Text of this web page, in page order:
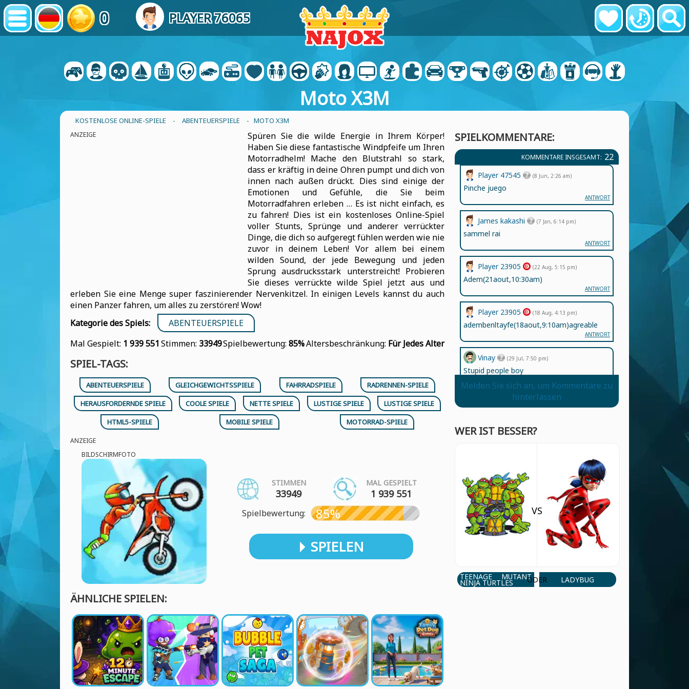
0 PLAYER 76065
Moto X3M
KOSTENLOSE ONLINE-SPIELE - ABENTEUERSPIELE - MOTO X3M
ANZEIGE
Spüren Sie die wilde Energie in Ihrem Körper!
Haben Sie diese fantastische Windpfeife um Ihren
Motorradhelm! Mache den Blutstrahl so stark,
dass er kräftig in deine Ohren pumpt und dich von
innen nach außen drückt. Dies sind einige der
Emotionen und Gefühle, die Sie beim
Motorradfahren erleben … Es ist nicht einfach, es
zu fahren! Dies ist ein kostenloses Online-Spiel
voller Stunts, Sprünge und anderer verrückter
Dinge, die dich so aufgeregt fühlen werden wie nie
zuvor in deinem Leben! Vor allem bei einem
wilden Sound, der jede Bewegung und jeden
Sprung ausdrucksstark unterstreicht! Probieren
Sie dieses verrückte wilde Spiel jetzt aus und
erleben Sie eine Menge super faszinierender Nervenkitzel. In einigen Levels kannst du auch
einen Panzer fahren, um alles zu zerstören! Wow!
Kategorie des Spiels:
ABENTEUERSPIELE
Mal Gespielt: 1 939 551 Stimmen: 33949Spielbewertung:85%Altersbeschränkung: Für Jedes Alter
SPIEL-TAGS:
ABENTEUERSPIELE GLEICHGEWICHTSSPIELE FAHRRADSPIELE
RADRENNEN-SPIELE
HERAUSFORDERNDE SPIELE
COOLE SPIELE NETTE SPIELE LUSTIGE SPIELE
LUSTIGE SPIELE
HTML5-SPIELE
MOBILE SPIELE MOTORRAD-SPIELE
ANZEIGE
BILDSCHIRMFOTO
STIMMEN
33949
MAL GESPIELT
1 939 551
Spielbewertung: 85%
SPIELEN
ÄHNLICHE SPIELEN:
SPIELKOMMENTARE:
KOMMENTARE INSGESAMT: 22
Mateo Gabriel (21 Jan, 1:14 pm)
(21 Jan, 1:15 pm)
Jazmin (5 Jun, 11:29 am)
Hola
ANTWORT
ANTWORT
Player 13306
Vinay (29 Jul, 7:50 pm)
Stupid people boy
Player 23905 (18 Aug, 4:13 pm)
adembenltayfe(18aout,9:10am)agreable
ANTWORT
Player 23905 (22 Aug, 5:15 pm)
Adem(21aout,10:30am)
ANTWORT
James kakashi (7 Jan, 6:14 pm)
sammel rai
ANTWORT
Player 47545 (8 Jun, 2:26 am)
Pinche juego
ANTWORT
Melden Sie sich an, um Kommentare zu
hinterlassen
WER IST BESSER?
TEENAGE MUTANT
NINJA TURTLES
VS
ODER LADYBUG